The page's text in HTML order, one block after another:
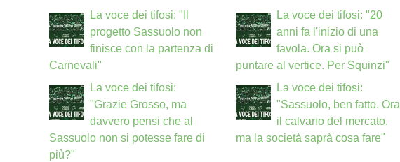
La voce dei tifosi: "Il
progetto Sassuolo non
finisce con la partenza di
Carnevali"
La voce dei tifosi: "20
anni fa l'inizio di una
favola. Ora si può
puntare al vertice. Per Squinzi"
La voce dei tifosi:
"Grazie Grosso, ma
davvero pensi che al
Sassuolo non si potesse fare di
più?"
La voce dei tifosi:
"Sassuolo, ben fatto. Ora
il calvario del mercato,
ma la società saprà cosa fare"